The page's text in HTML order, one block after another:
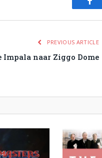
PREVIOUS ARTICLE
Impala naar Ziggo Dome